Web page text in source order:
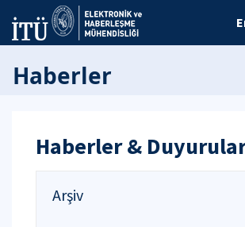
Haberler
Haberler &
Arşiv